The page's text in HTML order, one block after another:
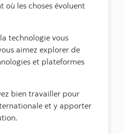
où les choses évoluent
technologie vous
aimez explorer de
et plateformes
bien travailler pour
et y apporter